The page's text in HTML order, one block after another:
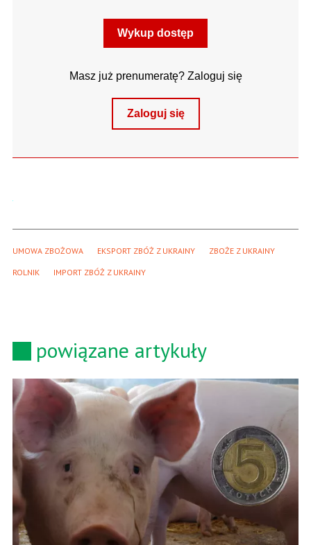
Wykup dostęp
Masz już prenumeratę? Zaloguj się
Zaloguj się
UMOWA ZBOŻOWA EKSPORT ZBÓŻ Z UKRAINY ZBOŻE Z UKRAINY
ROLNIK IMPORT ZBÓŻ Z UKRAINY
powiązane artykuły